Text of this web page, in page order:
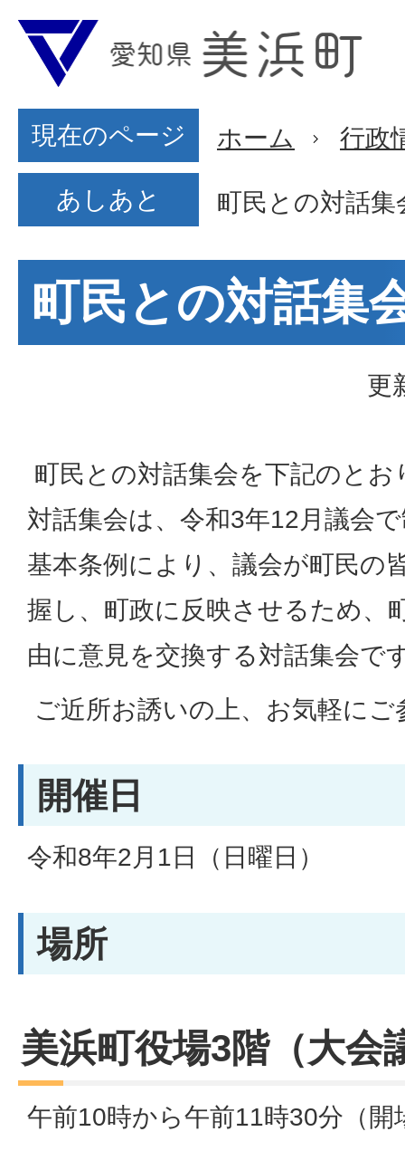
現在のページ ホーム 行政
あしあと 町民との対話集
町民との対話集
更
町民との対話集会を下記のと
対話集会は、令和3年12月議会
基本条例により、議会が町民の
握し、町政に反映させるため、
由に意見を交換する対話集会で
ご近所お誘いの上、お気軽に
開催日
令和8年2月1日（日曜日）
場所
美浜町役場3階（大会
午前10時から午前11時30分（開